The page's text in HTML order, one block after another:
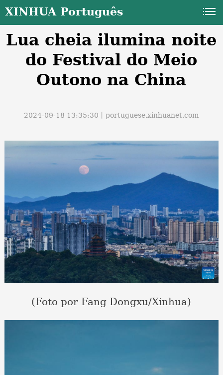
XINHUA Português
Lua cheia ilumina noite
do Festival do Meio
Outono na China
2024-09-18 13:35:30丨portuguese.xinhuanet.com
(Foto por Fang Dongxu/Xinhua)